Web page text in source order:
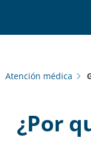
Atención médica
¿Por